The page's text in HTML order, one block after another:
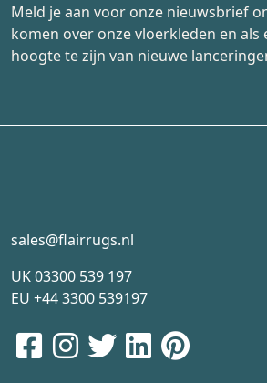
Meld je aan voor onze nieuwsbrief
komen over onze vloerkleden en als
hoogte te zijn van nieuwe
sales@flairrugs.nl
UK03300 539 197
EU +44 3300 539197